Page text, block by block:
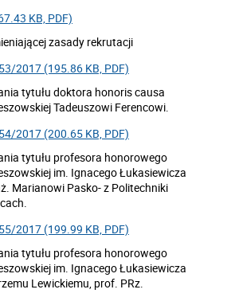
KB, PDF)
zasady rekrutacji
2017 (195.86 KB, PDF)
tytułu doktora honoris causa
Tadeuszowi Ferencowi.
2017 (200.65 KB, PDF)
tytułu profesora honorowego
im. Ignacego Łukasiewicza
Marianowi Pasko- z Politechniki
2017 (199.99 KB, PDF)
tytułu profesora honorowego
im. Ignacego Łukasiewicza
Lewickiemu, prof. PRz.